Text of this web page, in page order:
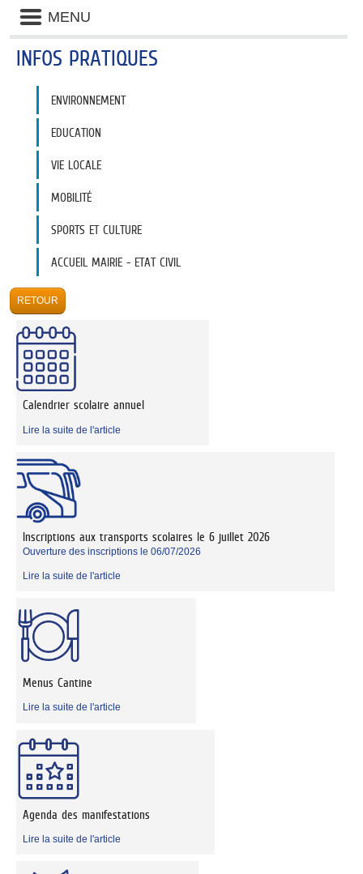
Liste
des
avertissements
MENU
INFOS PRATIQUES
catégories
d'information
ENVIRONNEMENT
EDUCATION
VIE LOCALE
MOBILITÉ
SPORTS ET CULTURE
ACCUEIL MAIRIE - ETAT CIVIL
Calendrier scolaire annuel
Lire la suite de l'article
Inscriptions aux transports scolaires le 6 juillet 2026
Ouverture des inscriptions le 06/07/2026
Lire la suite de l'article
Menus Cantine
Lire la suite de l'article
Agenda des manifestations
Lire la suite de l'article